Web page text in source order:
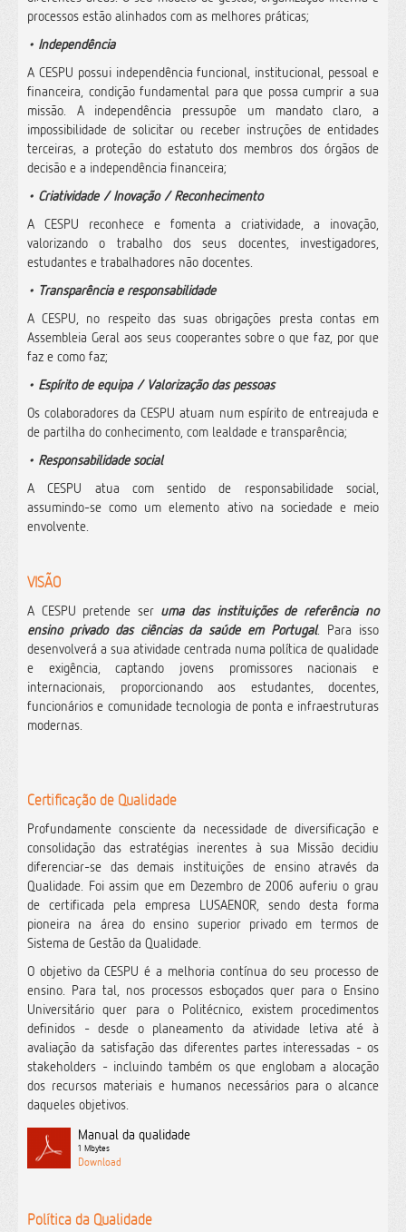
processos estão alinhados com as melhores práticas;
• Independência
A CESPU possui independência funcional, institucional, pessoal e
financeira, condição fundamental para que possa cumprir a sua
missão. A independência pressupõe um mandato claro, a
impossibilidade de solicitar ou receber instruções de entidades
terceiras, a proteção do estatuto dos membros dos órgãos de
decisão e a independência financeira;
• Criatividade / Inovação / Reconhecimento
A CESPU reconhece e fomenta a criatividade, a inovação,
valorizando o trabalho dos seus docentes, investigadores,
estudantes e trabalhadores não docentes.
• Transparência e responsabilidade
A CESPU, no respeito das suas obrigações presta contas em
Assembleia Geral aos seus cooperantes sobre o que faz, por que
faz e como faz;
• Espírito de equipa / Valorização das pessoas
Os colaboradores da CESPU atuam num espírito de entreajuda e
de partilha do conhecimento, com lealdade e transparência;
• Responsabilidade social
A CESPU atua com sentido de responsabilidade social,
assumindo-se como um elemento ativo na sociedade e meio
envolvente.
VISÃO
A CESPU pretende ser uma das instituições de referência no
ensino privado das ciências da saúde em Portugal. Para isso
desenvolverá a sua atividade centrada numa política de qualidade
e exigência, captando jovens promissores nacionais e
internacionais, proporcionando aos estudantes, docentes,
funcionários e comunidade tecnologia de ponta e infraestruturas
modernas.
Certificação de Qualidade
Profundamente consciente da necessidade de diversificação e
consolidação das estratégias inerentes à sua Missão decidiu
diferenciar-se das demais instituições de ensino através da
Qualidade. Foi assim que em Dezembro de 2006 auferiu o grau
de certificada pela empresa LUSAENOR, sendo desta forma
pioneira na área do ensino superior privado em termos de
Sistema de Gestão da Qualidade.
O objetivo da CESPU é a melhoria contínua do seu processo de
ensino. Para tal, nos processos esboçados quer para o Ensino
Universitário quer para o Politécnico, existem procedimentos
definidos - desde o planeamento da atividade letiva até à
avaliação da satisfação das diferentes partes interessadas - os
stakeholders - incluindo também os que englobam a alocação
dos recursos materiais e humanos necessários para o alcance
daqueles objetivos.
Manual da qualidade
1 Mbytes
Política da Qualidade